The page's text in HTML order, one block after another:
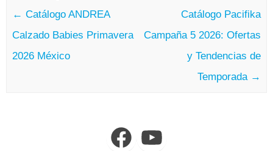
← Catálogo ANDREA
Calzado Babies Primavera
2026 México
Catálogo Pacifika
Campaña 5 2026: Ofertas
y Tendencias de
Temporada →
FacebookYouTube